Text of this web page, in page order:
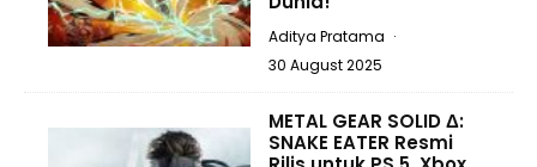
Aditya Pratama ·
30 August 2025
METAL GEAR SOLID Δ:
SNAKE EATER Resmi